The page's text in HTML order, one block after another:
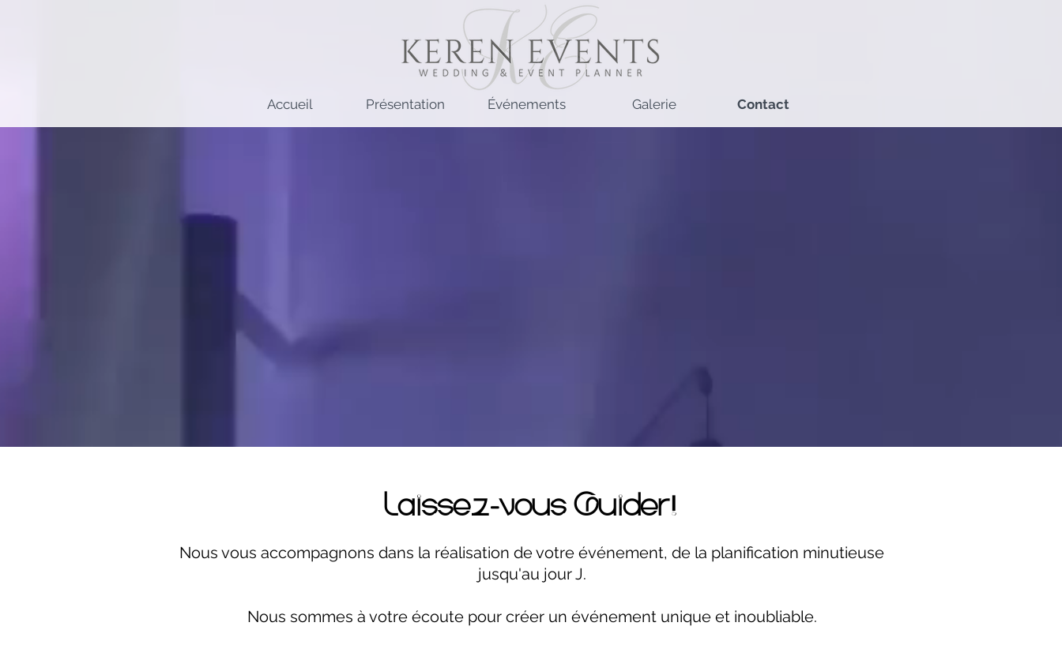
Accueil Événements
Présentation Galerie Contact
Laissez-vous Guider!
Nous vous accompagnons dans la réalisation de votre événement, de la planification minutieuse
jusqu'au jour J.
Nous sommes à votre écoute pour créer un événement unique et inoubliable.